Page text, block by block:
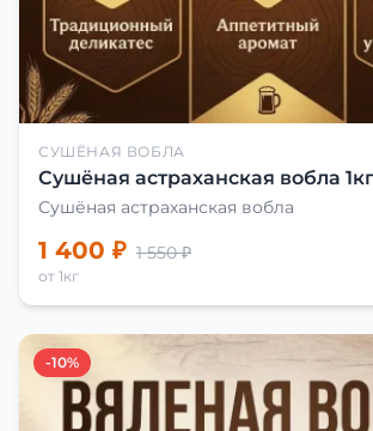
СУШЁНАЯ ВОБЛА
Сушёная астраханская вобла
Сушёная астраханская вобла
1 400 ₽ 1 550 ₽
от 1кг
-10%